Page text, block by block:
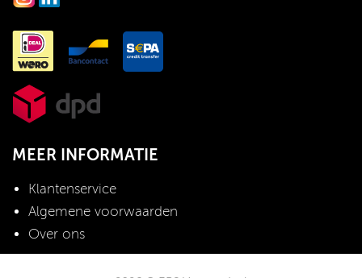
MEER INFORMATIE
Klantenservice
Algemene voorwaarden
Over ons